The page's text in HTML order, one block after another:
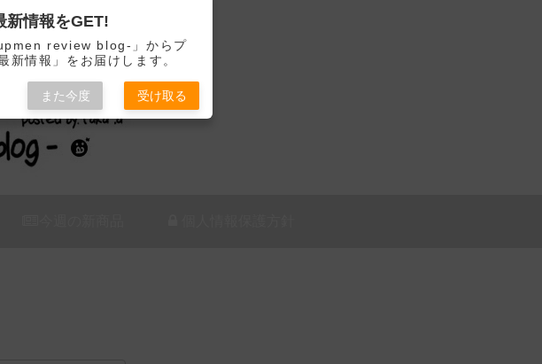
ジするブログ
新情報をGET!
review blog-」からプ
新情報」をお届けします。
また今度 受け取る